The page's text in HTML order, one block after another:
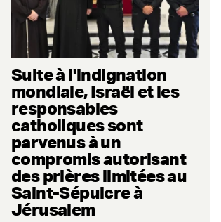
Suite à l'indignation
mondiale, Israël et les
responsables
catholiques sont
parvenus à un
compromis autorisant
des prières limitées au
Saint-Sépulcre à
Jérusalem